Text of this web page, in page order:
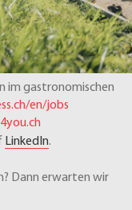
im gastronomischen
en/jobs
LinkedIn.
Dann erwarten wir